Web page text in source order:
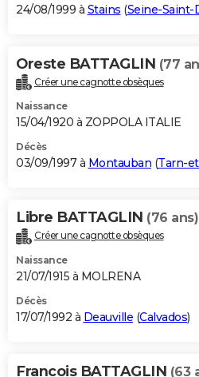
24/08/1999 à Stains (Seine-Saint-
Oreste BATTAGLIN (77
Créer une cagnotte obsèques
Naissance
15/04/1920 à ZOPPOLA ITALIE
Décès
03/09/1997 à Montauban (Tarn-
Libre BATTAGLIN (76 ans)
Créer une cagnotte obsèques
Naissance
21/07/1915 à MOLRENA
Décès
17/07/1992 à Deauville (Calvados)
Francois BATTAGLIN (63